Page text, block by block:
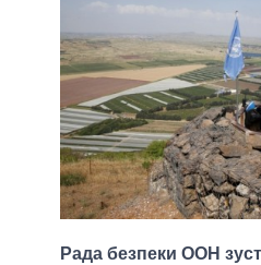
Рада безпеки ООН